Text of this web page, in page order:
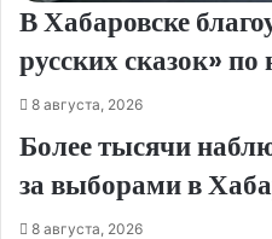
В Хабаровске
русских сказок»
8 августа, 2026
Более тысячи
за выборами в
8 августа, 2026